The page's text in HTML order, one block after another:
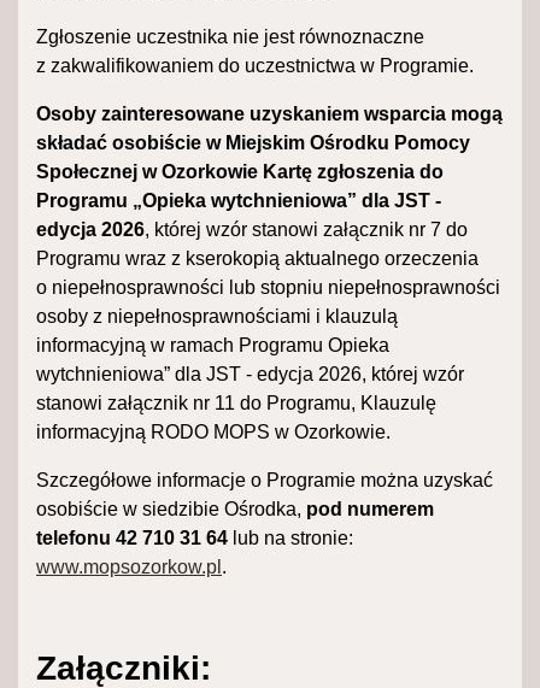
Zgłoszenie uczestnika nie jest równoznaczne
z zakwalifikowaniem do uczestnictwa w Programie.
Osoby zainteresowane uzyskaniem wsparcia mogą
składać osobiście w Miejskim Ośrodku Pomocy
Społecznej w Ozorkowie Kartę zgłoszenia do
Programu „Opieka wytchnieniowa” dla JST -
edycja 2026, której wzór stanowi załącznik nr 7 do
Programu wraz z kserokopią aktualnego orzeczenia
o niepełnosprawności lub stopniu niepełnosprawności
osoby z niepełnosprawnościami i klauzulą
informacyjną w ramach Programu Opieka
wytchnieniowa” dla JST - edycja 2026, której wzór
stanowi załącznik nr 11 do Programu, Klauzulę
informacyjną RODO MOPS w Ozorkowie.
Szczegółowe informacje o Programie można uzyskać
osobiście w siedzibie Ośrodka, pod numerem
telefonu 42 710 31 64 lub na stronie:
www.mopsozorkow.pl .
Załączniki: